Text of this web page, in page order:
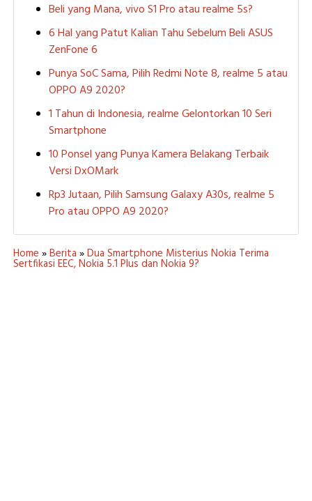
Beli yang Mana, vivo S1 Pro atau realme 5s?
6 Hal yang Patut Kalian Tahu Sebelum Beli ASUS
ZenFone 6
Punya SoC Sama, Pilih Redmi Note 8, realme 5 atau
OPPO A9 2020?
1 Tahun di Indonesia, realme Gelontorkan 10 Seri
Smartphone
10 Ponsel yang Punya Kamera Belakang Terbaik
Versi DxOMark
Rp3 Jutaan, Pilih Samsung Galaxy A30s, realme 5
Pro atau OPPO A9 2020?
Home »Berita »Dua Smartphone Misterius Nokia Terima
Sertfikasi EEC, Nokia 5.1 Plus dan Nokia 9?